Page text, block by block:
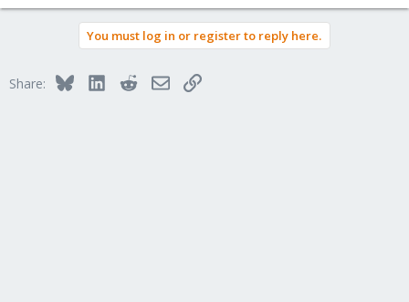
You must log in or register to reply here.
Share: BlueskyLinkedInRedditEmailLink